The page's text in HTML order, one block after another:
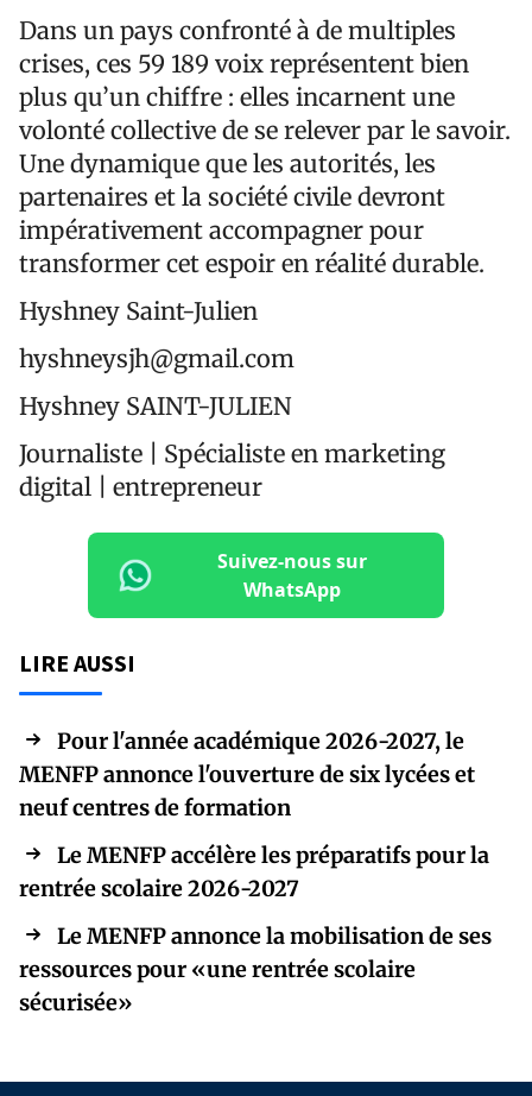
Dans un pays confronté à de multiples
crises, ces 59 189 voix représentent bien
plus qu’un chiffre : elles incarnent une
volonté collective de se relever par le savoir.
Une dynamique que les autorités, les
partenaires et la société civile devront
impérativement accompagner pour
transformer cet espoir en réalité durable.
Hyshney Saint-Julien
hyshneysjh@gmail.com
Hyshney SAINT-JULIEN
Journaliste | Spécialiste en marketing
digital | entrepreneur
Suivez-nous sur
WhatsApp
LIRE AUSSI
Pour l'année académique 2026-2027, le
MENFP annonce l'ouverture de six lycées et
neuf centres de formation
Le MENFP accélère les préparatifs pour la
rentrée scolaire 2026-2027
Le MENFP annonce la mobilisation de ses
ressources pour «une rentrée scolaire
sécurisée»